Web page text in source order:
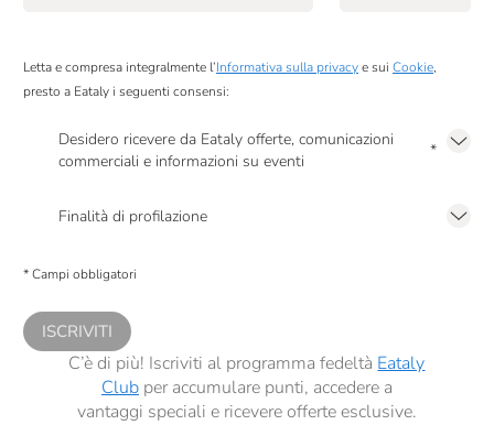
Fuchs
Galvanina
Gardin
Giorgio Poeta
Giovanni Cova & C.
Giovanni Fratepietro
Golosi Di Salute
Grondona
Letta e compresa integralmente l’Informativa sulla privacye sui Cookie,
presto a Eataly i seguenti consensi:
Desidero ricevere da Eataly offerte, comunicazioni
commerciali e informazioni su eventi
*
Finalità di profilazione
comunicazioni commerciali personalizzate, in caso di consenso prestato ai
* Campi obbligatori
ISCRIVITI
C’è di più! Iscriviti al programma fedeltà Eataly
Clubper accumulare punti, accedere a
vantaggi speciali e ricevere offerte esclusive.